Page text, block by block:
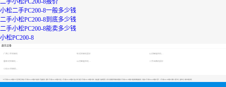
二手小松PC200-8报价
小松二手PC200-8一般多少钱
二手小松PC200-8到底多少钱
二手小松PC200-8能卖多少钱
小松PC200-8
最优设备
广西二手挖掘机 轮式挖掘机报价
二手压路机报价
【二手小松PC200-8价格多少】专区为您汇总有关二手小松PC200-8价格多少有关的二手设备信息，提供二手小松PC200-8价格多少转让,二手小松PC200-8价格多少买卖,市场,包括二手小松PC200-8价格多少报价，热卖品牌，热卖地区等；还可以直接看到为您精心挑选的二手小松PC200-8价格多少相关的机械设备信息，包括其二手小松PC200-8价格多少型号、二手小松PC200-8价格多少参数、机型介绍、品牌介绍、新机价格信息等；